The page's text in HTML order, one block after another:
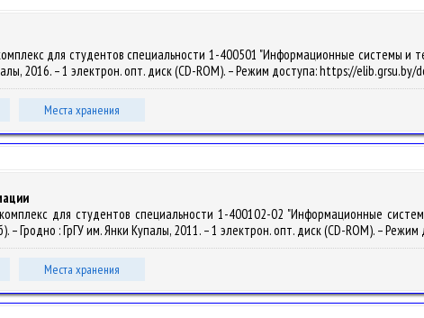
для студентов специальности 1-400501 "Информационные системы и
2016. – 1 электрон. опт. диск (CD-ROM). – Режим доступа: https://
Места хранения
для студентов специальности 1-400102-02 "Информационные
– Гродно : ГрГУ им. Янки Купалы, 2011. – 1 электрон. опт. диск (CD-ROM). –
Места хранения